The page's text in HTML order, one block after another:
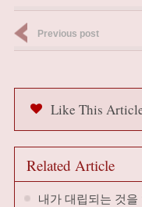
Previous post
Like This
Related Article
내가 대립되는 것